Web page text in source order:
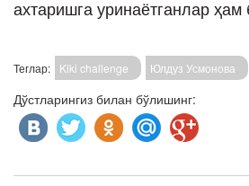
ахтаришга уринаётганлар ҳам
Теглар: Kiki challenge Юлдуз Усмонова
Дўстларингиз билан бўлишинг: